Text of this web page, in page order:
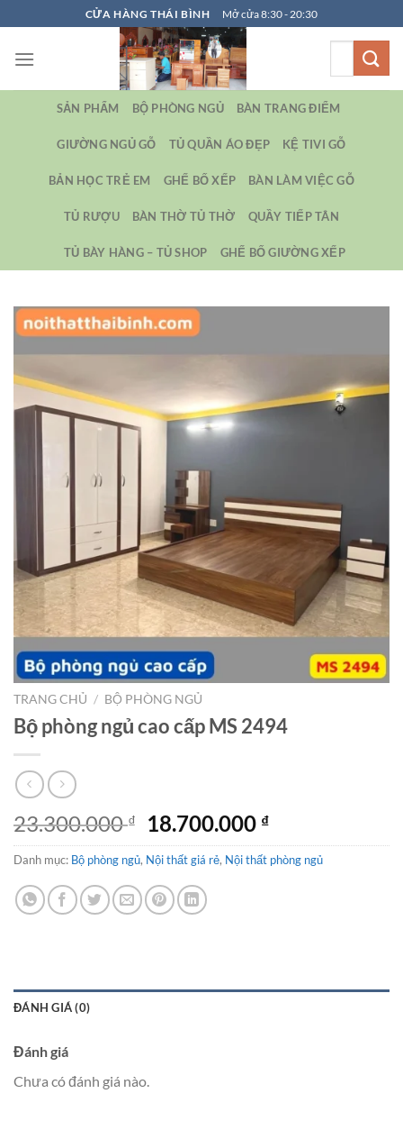
qua
nội
CỬA HÀNG THÁI BÌNH Mở cửa 8:30 - 20:30
SẢN PHẨM BỘ PHÒNG NGỦ BÀN TRANG ĐIỂM
GIƯỜNG NGỦ GỖ TỦ QUẦN ÁO ĐẸP KỆ TIVI GỖ
BẢN HỌC TRẺ EM GHẾ BỐ XẾP BÀN LÀM VIỆC GỖ
TỦ RƯỢU BÀN THỜ TỦ THỜ QUẦY TIẾP TÂN
TỦ BÀY HÀNG – TỦ SHOP GHẾ BỐ GIƯỜNG XẾP
TRANG CHỦ / BỘ PHÒNG NGỦ
Bộ phòng ngủ cao cấp MS 2494
23.300.000₫
Giá
gốc
là:
23.300.000 ₫.
18.700.000 ₫Giá
hiện
tại
Danh mục: Bộ phòng ngủ, Nội thất giá rẻ, Nội thất phòng ngủ
ĐÁNH GIÁ (0)
Đánh giá
Chưa có đánh giá nào.